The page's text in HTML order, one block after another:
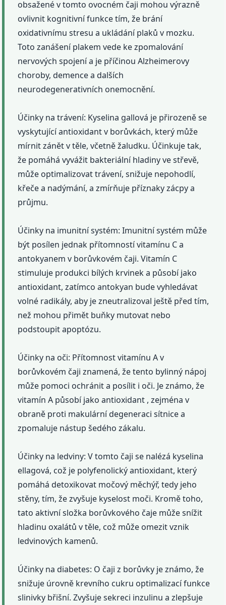
obsažené v tomto ovocném čaji mohou výrazně
ovlivnit kognitivní funkce tím, že brání
oxidativnímu stresu a ukládání plaků v mozku.
Toto zanášení plakem vede ke zpomalování
nervových spojení a je příčinou Alzheimerovy
choroby, demence a dalších
neurodegenerativních onemocnění.
Účinky na trávení: Kyselina gallová je přirozeně se
vyskytující antioxidant v borůvkách, který může
mírnit zánět v těle, včetně žaludku. Účinkuje tak,
že pomáhá vyvážit bakteriální hladiny ve střevě,
může optimalizovat trávení, snižuje nepohodlí,
křeče a nadýmání, a zmírňuje příznaky zácpy a
průjmu.
Účinky na imunitní systém: Imunitní systém může
být posílen jednak přítomností vitamínu C a
antokyanem v borůvkovém čaji. Vitamín C
stimuluje produkci bílých krvinek a působí jako
antioxidant, zatímco antokyan bude vyhledávat
volné radikály, aby je zneutralizoval ještě před tím,
než mohou přimět buňky mutovat nebo
podstoupit apoptózu.
Účinky na oči: Přítomnost vitamínu A v
borůvkovém čaji znamená, že tento bylinný nápoj
může pomoci ochránit a posílit i oči. Je známo, že
vitamín A působí jako antioxidant , zejména v
obraně proti makulární degeneraci sítnice a
zpomaluje nástup šedého zákalu.
Účinky na ledviny: V tomto čaji se nalézá kyselina
ellagová, což je polyfenolický antioxidant, který
pomáhá detoxikovat močový měchýř, tedy jeho
stěny, tím, že zvyšuje kyselost moči. Kromě toho,
tato aktivní složka borůvkového čaje může snížit
hladinu oxalátů v těle, což může omezit vznik
ledvinových kamenů.
Účinky na diabetes: O čaji z borůvky je známo, že
snižuje úrovně krevního cukru optimalizací funkce
slinivky břišní. Zvyšuje sekreci inzulinu a zlepšuje